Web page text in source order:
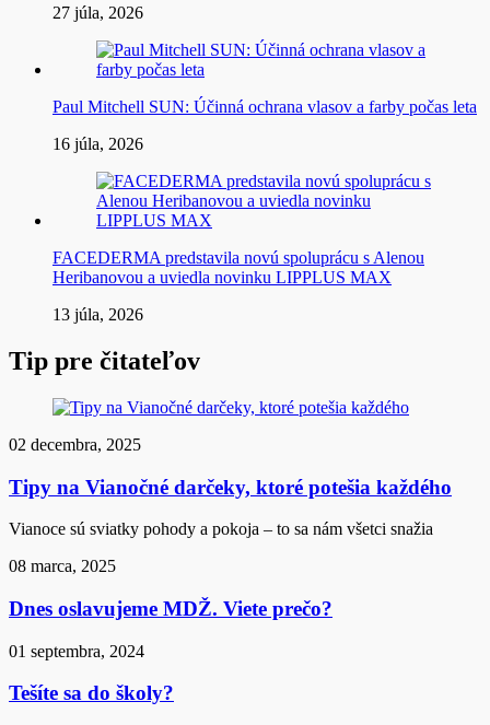
27 júla, 2026
Paul Mitchell SUN: Účinná ochrana vlasov a farby počas leta
16 júla, 2026
FACEDERMA predstavila novú spoluprácu s Alenou
Heribanovou a uviedla novinku LIPPLUS MAX
13 júla, 2026
Tip pre čitateľov
02 decembra, 2025
Tipy na Vianočné darčeky, ktoré potešia každého
Vianoce sú sviatky pohody a pokoja – to sa nám všetci snažia
08 marca, 2025
Dnes oslavujeme MDŽ. Viete prečo?
01 septembra, 2024
Tešíte sa do školy?